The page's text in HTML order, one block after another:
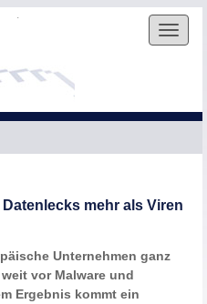
.
Toggle
mehr als Viren
Unternehmen ganz
vor Malware und
Ergebnis kommt ein